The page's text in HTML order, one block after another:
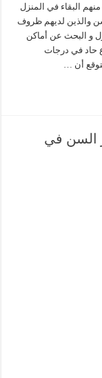
البقاء في المنزل
والذين لديهم ظروف
و البحث عن أماكن
حاد في درجات
السن في